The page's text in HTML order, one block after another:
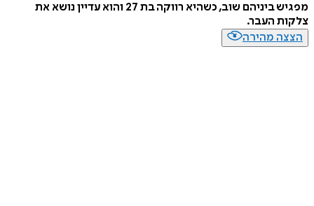
מפגיש ביניהם שוב, כשהיא רווקה בת 27 והוא עדיין נושא את
צלקות העבר.
הצצה מהירה